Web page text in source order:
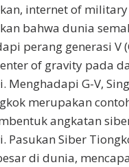
internet of
bahwa dunia
perang generasi V
of gravity pada
Menghadapi G-V,
merupakan
angkatan
Pasukan Siber
di dunia,